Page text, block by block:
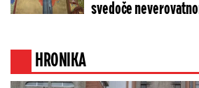
svedoče
HRONIKA